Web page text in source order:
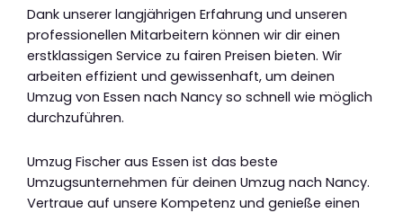
Dank unserer langjährigen Erfahrung und unseren
professionellen Mitarbeitern können wir dir einen
erstklassigen Service zu fairen Preisen bieten. Wir
arbeiten effizient und gewissenhaft, um deinen
Umzug von Essen nach Nancy so schnell wie möglich
durchzuführen.
Umzug Fischer aus Essen ist das beste
Umzugsunternehmen für deinen Umzug nach Nancy.
Vertraue auf unsere Kompetenz und genieße einen